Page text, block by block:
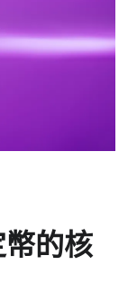
的核